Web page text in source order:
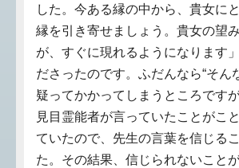
した。今ある縁の中から、貴女に
縁を引き寄せましょう。貴女の望
が、すぐに現れるようになります
ださったのです。ふだんなら“そん
疑ってかかってしまうところです
見目霊能者が言っていたことがこ
ていたので、先生の言葉を信じる
た。その結果、信じられないこと